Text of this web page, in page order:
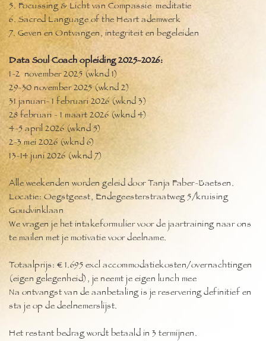
5. Focussing & Licht van Compassie meditatie
6. Sacred Language of the Heart ademwerk
7. Geven en Ontvangen, integriteit en begeleiden
Data Soul Coach opleiding 2025-2026:
1-2 november 2025 (wknd 1)
29-30 november 2025 (wknd 2)
31 januari- 1 februari 2026 (wknd 3)
28 februari - 1 maart 2026 (wknd 4)
4-5 april 2026 (wknd 5)
2-3 mei 2026 (wknd 6)
13-14 juni 2026 (wknd 7)
Alle weekenden worden geleid door Tanja Faber-Baetsen.
Locatie: Oegstgeest, Endegeesterstraatweg 5/kruising
Goudvinklaan
We vragen je het intakeformulier voor de jaartraining naar ons
te mailen met je motivatie voor deelname.
Totaalprijs: € 1.695 excl accommodatiekosten/overnachtingen
(eigen gelegenheid), je neemt je eigen lunch mee
Na ontvangst van de aanbetaling is je reservering definitief en
sta je op de deelnemerslijst.
Het restant bedrag wordt betaald in 3 termijnen.